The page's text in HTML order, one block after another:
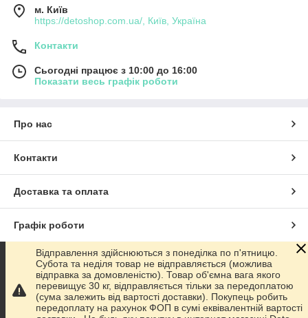
м. Київ
https://detoshop.com.ua/, Київ, Україна
Контакти
Сьогодні працює з 10:00 до 16:00
Показати весь графік роботи
Про нас
Контакти
Доставка та оплата
Графік роботи
Повна версія сайту
Сайт створено на маркетплейсіProm.ua
Відправлення здійснюються з понеділка по п'ятницю.
Субота та неділя товар не відправляється (можлива
відправка за домовленістю). Товар об'ємна вага якого
перевищує 30 кг, відправляється тільки за передоплатою
(сума залежить від вартості доставки). Покупець робить
передоплату на рахунок ФОП в сумі еквівалентній вартості